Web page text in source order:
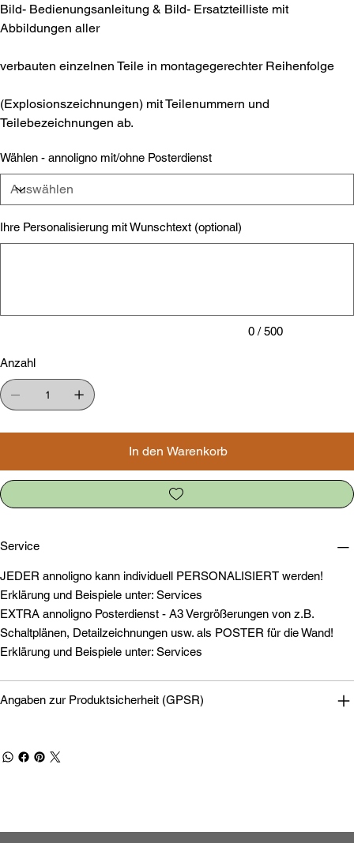
Bild- Bedienungsanleitung & Bild- Ersatzteilliste mit
Abbildungen aller
verbauten einzelnen Teile in montagegerechter Reihenfolge
(Explosionszeichnungen) mit Teilenummern und
Teilebezeichnungen ab.
Wählen - annoligno mit/ohne Posterdienst
Ihre Personalisierung mit Wunschtext (optional)
0 / 500
Anzahl
In den Warenkorb
Service
JEDER annoligno kann individuell PERSONALISIERT werden!
Erklärung und Beispiele unter: Services
EXTRA annoligno Posterdienst - A3 Vergrößerungen von z.B.
Schaltplänen, Detailzeichnungen usw. als POSTER für die Wand!
Erklärung und Beispiele unter: Services
Angaben zur Produktsicherheit (GPSR)